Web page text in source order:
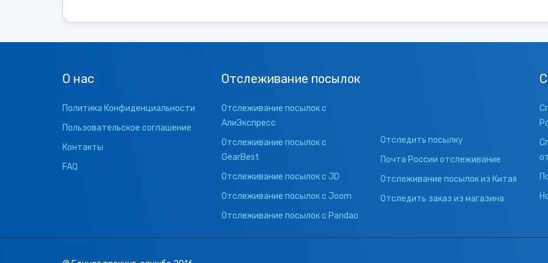
О нас
Политика Конфиденциальности
Пользовательское соглашение
Контакты
FAQ
Отслеживание посылок
Отслеживание посылок с
АлиЭкспресс
Отслеживание посылок с
GearBest
Отслеживание посылок с JD
Отслеживание посылок с Joom
Отслеживание посылок с Pandao
Отследить посылку
Почта России отслеживание
Отслеживание посылок из Китая
Отследить заказ из магазина